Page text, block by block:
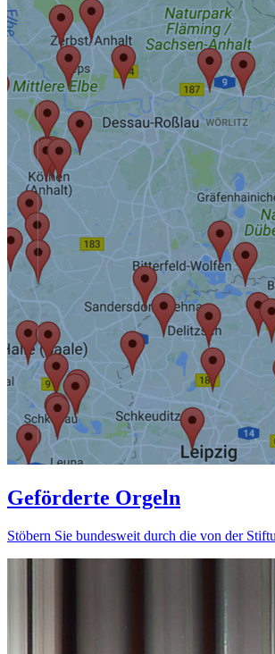
Geförderte Orgeln
Stöbern Sie bundesweit durch die von der